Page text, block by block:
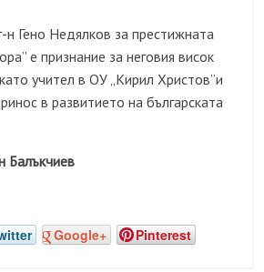
н Гено Недялков за престижната
е признание за неговия висок
учител в ОУ „Кирил Христов”и
в развитието на българската
Балъкчиев
Google+ Pinterest